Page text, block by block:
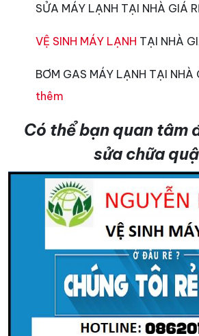
SỬA MÁY LẠNH TẠI NHÀ GIÁ
VỆ SINH MÁY LẠNH TẠI NHÀ
BƠM GAS MÁY LẠNH TẠI NHÀ
thêm
Có thể bạn quan tâm
sửa chữa